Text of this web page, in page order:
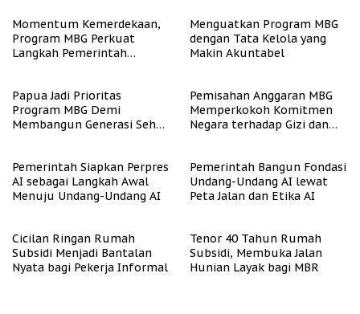
Momentum Kemerdekaan,
Program MBG Perkuat
Langkah Pemerintah
Menguatkan Program MBG
dengan Tata Kelola yang
Makin Akuntabel
Papua Jadi Prioritas
Program MBG Demi
Membangun Generasi Sehat
Pemisahan Anggaran MBG
Memperkokoh Komitmen
Negara terhadap Gizi dan
Pemerintah Siapkan Perpres
AI sebagai Langkah Awal
Menuju Undang-Undang AI
Pemerintah Bangun Fondasi
Undang-Undang AI lewat
Peta Jalan dan Etika AI
Cicilan Ringan Rumah
Subsidi Menjadi Bantalan
Nyata bagi Pekerja Informal
Tenor 40 Tahun Rumah
Subsidi, Membuka Jalan
Hunian Layak bagi MBR